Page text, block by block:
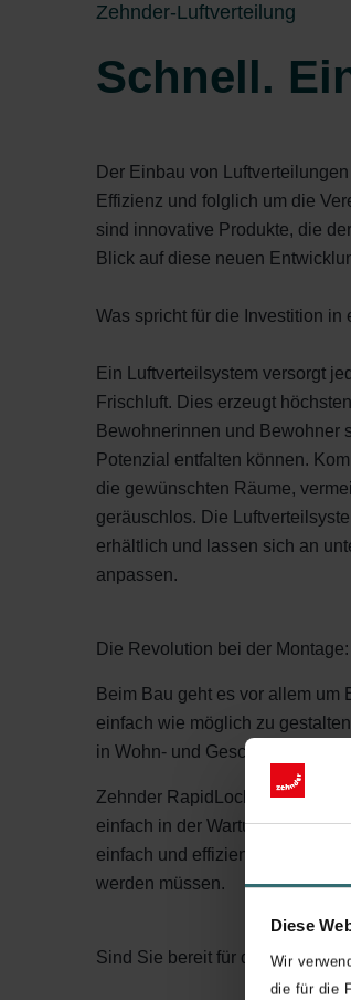
Diese
Wir
die für die
Zehnder-Luftverteilung
Schnell.
Der Einbau von
Effizienz und folglich um die
sind innovative Produkte, die
Blick auf diese neuen
Was spricht für die Investition
Ein Luftverteilsystem versorgt
Frischluft. Dies erzeugt
Bewohnerinnen und Bewohner
Potenzial entfalten können.
die gewünschten Räume,
geräuschlos. Die
erhältlich und lassen sich an
anpassen.
Die Revolution bei der Montage:
Beim Bau geht es vor allem um
einfach wie möglich zu
in Wohn- und
Zehnder RapidLock® ist die
einfach in der Wartung, sicher
einfach und effizient, wobei
werden müssen.
Sind Sie bereit für die